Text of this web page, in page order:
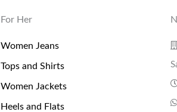
For Her
Women Jeans
Tops and Shirts
Women Jackets
Heels and Flats